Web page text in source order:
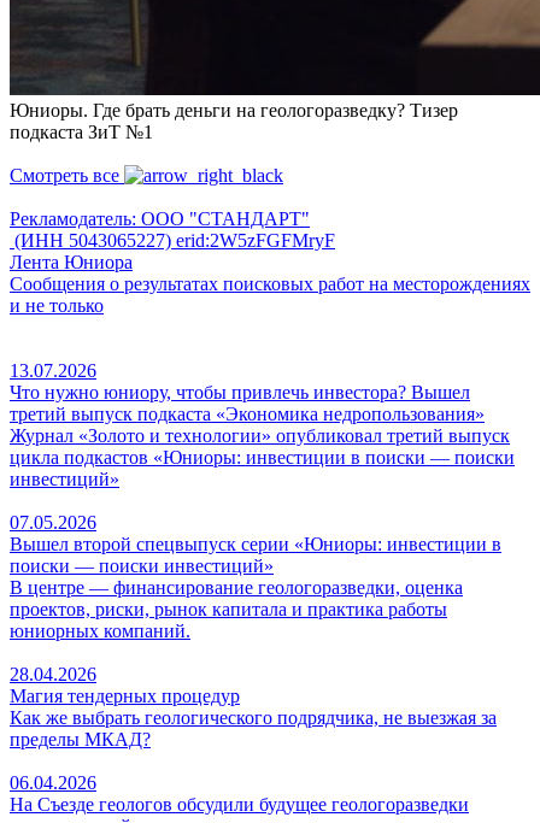
Юниоры. Где брать деньги на геологоразведку? Тизер
подкаста ЗиТ №1
Смотреть все
Рекламодатель: ООО "СТАНДАРТ"
(ИНН 5043065227) erid:2W5zFGFMryF
Лента Юниора
Сообщения о результатах поисковых работ на месторождениях
и не только
13.07.2026
Что нужно юниору, чтобы привлечь инвестора? Вышел
третий выпуск подкаста «Экономика недропользования»
Журнал «Золото и технологии» опубликовал третий выпуск
цикла подкастов «Юниоры: инвестиции в поиски — поиски
инвестиций»
07.05.2026
Вышел второй спецвыпуск серии «Юниоры: инвестиции в
поиски — поиски инвестиций»
В центре — финансирование геологоразведки, оценка
проектов, риски, рынок капитала и практика работы
юниорных компаний.
28.04.2026
Магия тендерных процедур
Как же выбрать геологического подрядчика, не выезжая за
пределы МКАД?
06.04.2026
На Съезде геологов обсудили будущее геологоразведки